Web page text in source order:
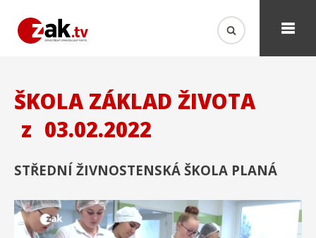
ŠKOLA ZÁKLAD ŽIVOTA
z 03.02.2022
STŘEDNÍ ŽIVNOSTENSKÁ ŠKOLA PLANÁ